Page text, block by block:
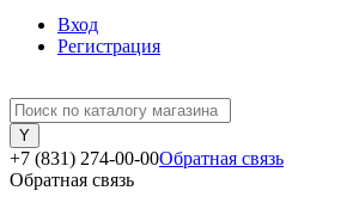
Вход
Регистрация
+7 (831) 274-00-00Обратная связь
Обратная связь